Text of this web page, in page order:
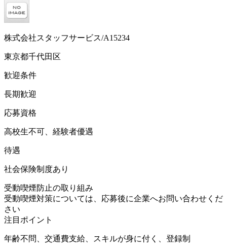
株式会社スタッフサービス/A15234
東京都千代田区
歓迎条件
長期歓迎
応募資格
高校生不可、経験者優遇
待遇
社会保険制度あり
受動喫煙防止の取り組み
受動喫煙対策については、応募後に企業へお問い合わせくだ
さい
注目ポイント
年齢不問、交通費支給、スキルが身に付く、登録制